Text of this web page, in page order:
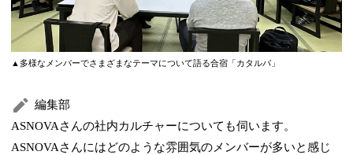
▲多様なメンバーでさまざまなテーマについて語る合宿「カタルバ」
編集部
ASNOVAさんの社内カルチャーについても伺います。
ASNOVAさんにはどのような雰囲気のメンバーが多いと感じ